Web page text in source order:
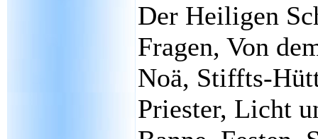
Der Heiligen
Fragen, Von
Noä, Stiffts-
Priester, Licht